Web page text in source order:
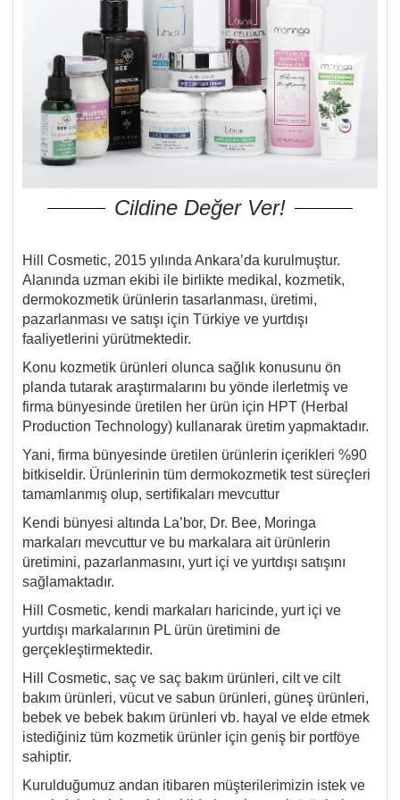
Cildine Değer Ver!
Hill Cosmetic, 2015 yılında Ankara’da kurulmuştur.
Alanında uzman ekibi ile birlikte medikal, kozmetik,
dermokozmetik ürünlerin tasarlanması, üretimi,
pazarlanması ve satışı için Türkiye ve yurtdışı
faaliyetlerini yürütmektedir.
Konu kozmetik ürünleri olunca sağlık konusunu ön
planda tutarak araştırmalarını bu yönde ilerletmiş ve
firma bünyesinde üretilen her ürün için HPT (Herbal
Production Technology) kullanarak üretim yapmaktadır.
Yani, firma bünyesinde üretilen ürünlerin içerikleri %90
bitkiseldir. Ürünlerinin tüm dermokozmetik test süreçleri
tamamlanmış olup, sertifikaları mevcuttur
Kendi bünyesi altında La’bor, Dr. Bee, Moringa
markaları mevcuttur ve bu markalara ait ürünlerin
üretimini, pazarlanmasını, yurt içi ve yurtdışı satışını
sağlamaktadır.
Hill Cosmetic, kendi markaları haricinde, yurt içi ve
yurtdışı markalarının PL ürün üretimini de
gerçekleştirmektedir.
Hill Cosmetic, saç ve saç bakım ürünleri, cilt ve cilt
bakım ürünleri, vücut ve sabun ürünleri, güneş ürünleri,
bebek ve bebek bakım ürünleri vb. hayal ve elde etmek
istediğiniz tüm kozmetik ürünler için geniş bir portföye
sahiptir.
Kurulduğumuz andan itibaren müşterilerimizin istek ve